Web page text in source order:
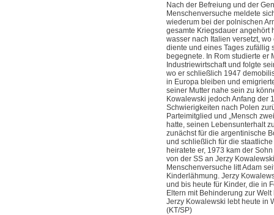
Nach der Befreiung und der
Menschenversuche meldete
wiederum bei der polnischen
gesamte Kriegsdauer angehört
wasser nach Italien versetzt,
diente und eines Tages zufällig
begegnete. In Rom studierte er
Industriewirtschaft und folgte
wo er schließlich 1947
in Europa bleiben und
seiner Mutter nahe sein zu
Kowalewski jedoch Anfang der
Schwierigkeiten nach Polen
Parteimitglied und „Mensch
hatte, seinen Lebensunterhalt
zunächst für die argentinische
und schließlich für die
heiratete er, 1973 kam der
von der SS an Jerzy
Menschenversuche litt Adam
Kinderlähmung. Jerzy
und bis heute für Kinder, die in
Eltern mit Behinderung zur Welt
Jerzy Kowalewski lebt heute in
(KT/SP)